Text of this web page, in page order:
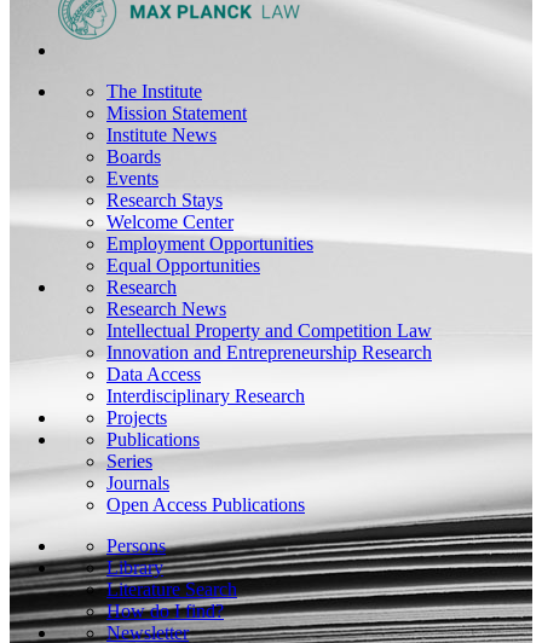
The Institute
Mission Statement
Institute News
Boards
Events
Research Stays
Welcome Center
Employment Opportunities
Equal Opportunities
Research
Research News
Intellectual Property and Competition Law
Innovation and Entrepreneurship Research
Data Access
Interdisciplinary Research
Projects
Publications
Series
Journals
Open Access Publications
Persons
Library
Literature Search
How do I find?
Newsletter